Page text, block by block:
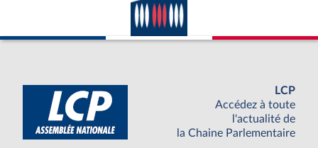
LCP
Accédez à toute
l'actualité de
la Chaine Parlementaire